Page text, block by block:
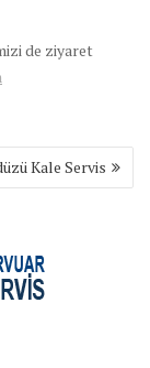
de ziyaret
Kale Servis